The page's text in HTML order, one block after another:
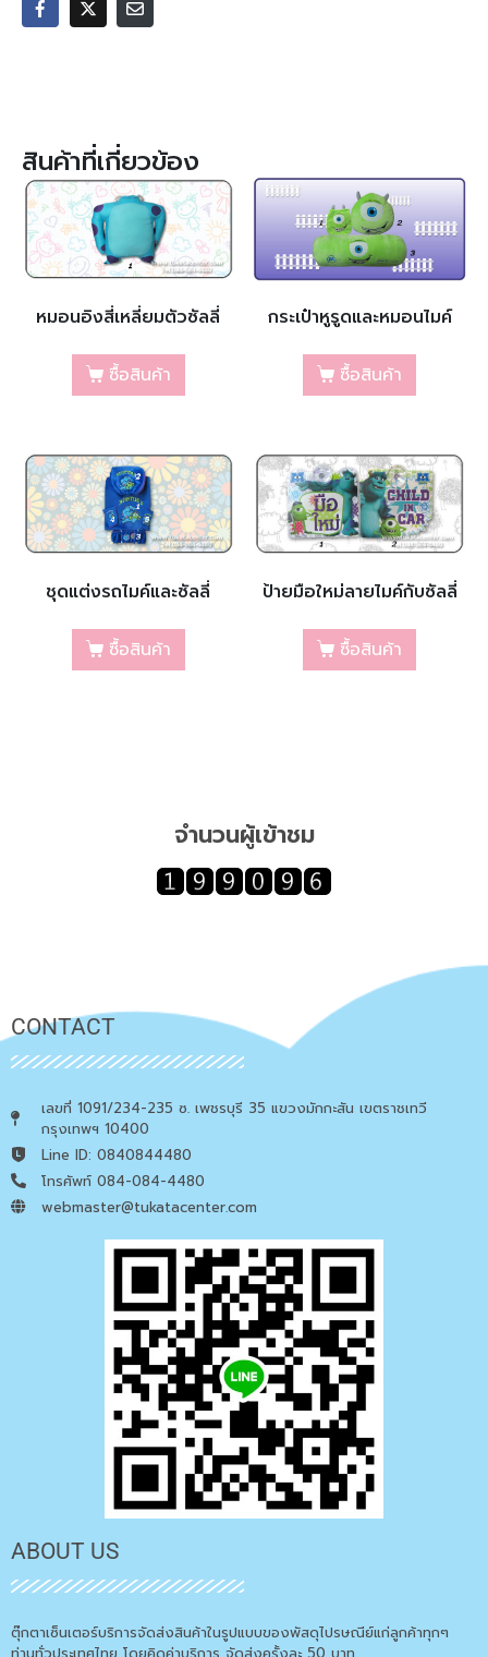
สินค้าที่เกี่ยวข้อง
หมอนอิงสี่เหลี่ยมตัวซัลลี่
ซื้อสินค้า
กระเป๋าหูรูดและหมอนไมค์
ซื้อสินค้า
ชุดแต่งรถไมค์และซัลลี่
ซื้อสินค้า
ป้ายมือใหม่ลายไมค์กับซัลลี่
ซื้อสินค้า
จำนวนผู้เข้าชม
CONTACT
เลขที่ 1091/234-235 ซ. เพชรบุรี 35 แขวงมักกะสัน เขตราชเทวี
กรุงเทพฯ 10400
Line ID: 0840844480
โทรศัพท์ 084-084-4480
webmaster@tukatacenter.com
ABOUT US
ตุ๊กตาเซ็นเตอร์บริการจัดส่งสินค้าในรูปแบบของพัสดุไปรษณีย์แก่ลูกค้าทุกๆ